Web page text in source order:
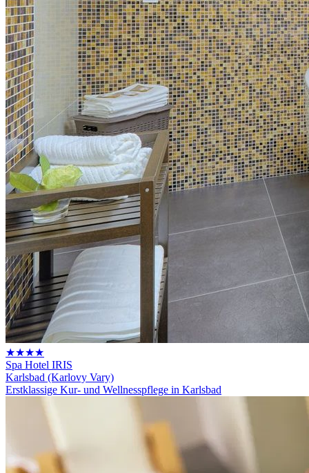
★★★★
Spa Hotel IRIS
Karlsbad (Karlovy Vary)
Erstklassige Kur- und Wellnesspflege in Karlsbad